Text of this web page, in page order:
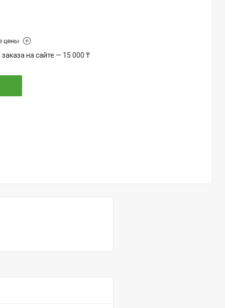
цены
на сайте — 15 000 ₸